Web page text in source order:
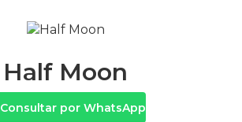
Half Moon
Consultar por WhatsApp